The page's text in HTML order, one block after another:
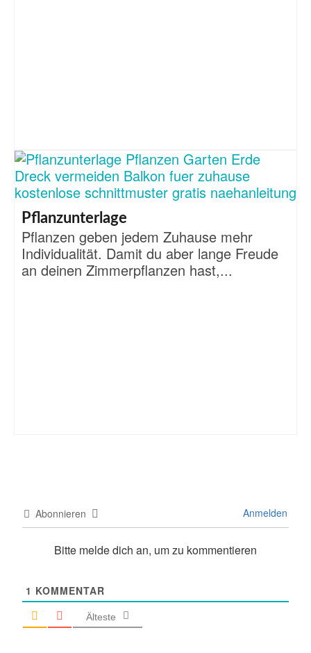
Pflanzunterlage
Pflanzen geben jedem Zuhause mehr
Individualität. Damit du aber lange Freude
an deinen Zimmerpflanzen hast,...
Abonnieren Anmelden
Bitte melde dich an, um zu kommentieren
1 KOMMENTAR
Älteste